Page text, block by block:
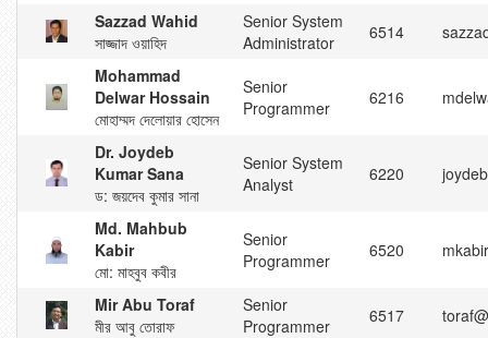
Sazzad Wahid
সাজ্জাদ ওয়াহিদ
Senior System
Administrator
6514
Mohammad
Delwar Hossain
মোহাম্মদ দেলোয়ার হোসেন
Senior
Programmer
6216
Dr. Joydeb
Kumar Sana
ড: জয়দেব কুমার সানা
Senior System
Analyst
6220
Md. Mahbub
Kabir
মো: মাহবুব কবীর
Senior
Programmer
6520
Mir Abu Toraf
মীর আবু তোরাফ
Senior
Programmer
6517